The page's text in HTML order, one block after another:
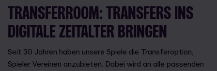
TRANSFERROOM: TRANSFERS INS
DIGITALE ZEITALTER BRINGEN
Seit 30 Jahren haben unsere Spiele die Transferoption,
Spieler Vereinen anzubieten. Dabei wird an alle passenden